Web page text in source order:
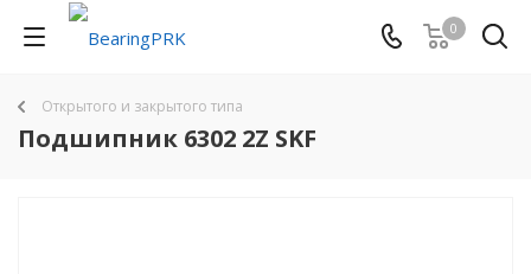
0
Открытого и закрытого типа
Подшипник 6302 2Z SKF